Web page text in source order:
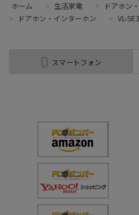
ホーム
> 生活家電 >
ドアホン
>
ドアホン・インターホン > VL-
スマートフォン